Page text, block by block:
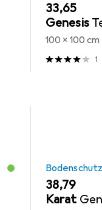
EUR
33,65
Genesis
100 x 100 cm
1
EUR
38,79
Karat